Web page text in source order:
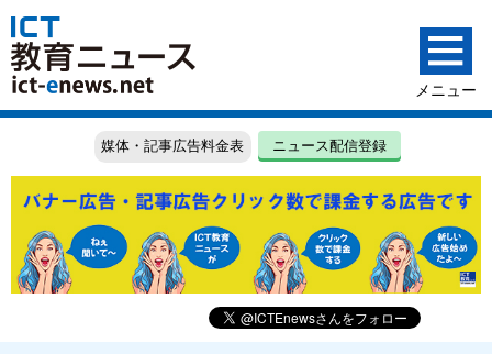
媒体・記事広告料金表 ニュース配信登録